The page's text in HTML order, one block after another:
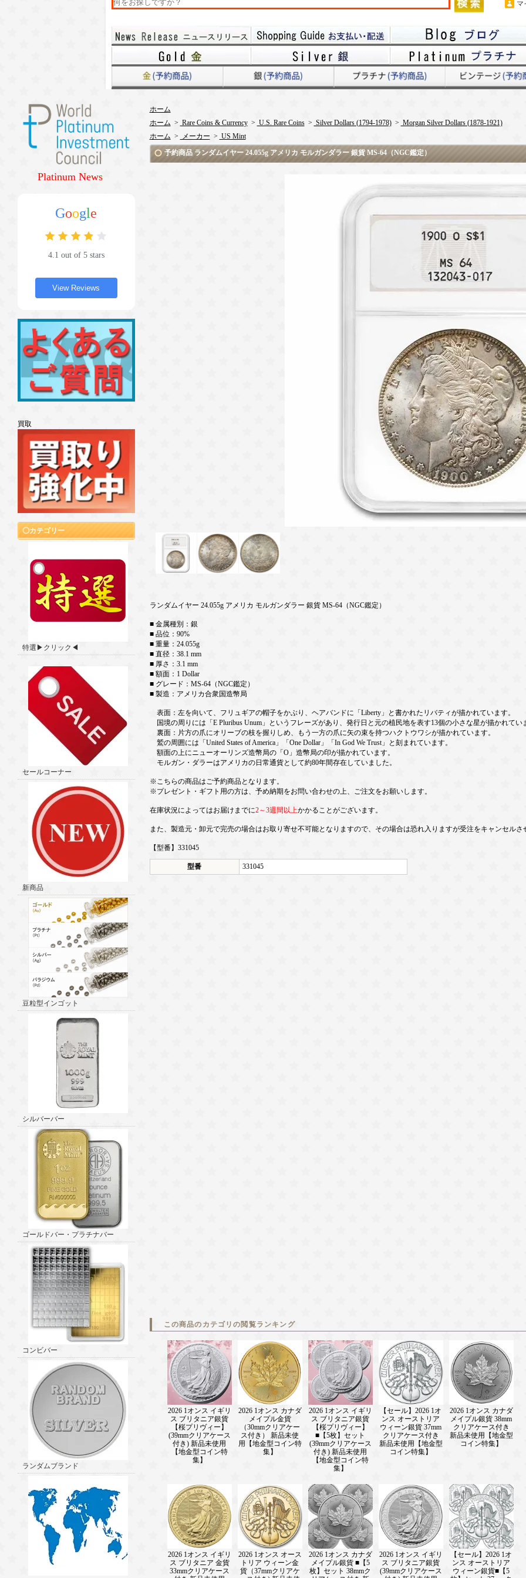
マ
Platinum News
Google
4.1 out of 5 stars
View Reviews
買取
カテゴリー
特選▶クリック◀
セールコーナー
新商品
豆粒型インゴット
シルバーバー
ゴールドバー・プラチナバー
コンビバー
ランダムブランド
ホーム
ホーム > Rare Coins & Currency> U.S. Rare Coins> Silver Dollars (1794-1978)> Morgan Silver Dollars (1878-1921)
ホーム > メーカー > US Mint
予約商品 ランダムイヤー 24.055g アメリカ モルガンダラー 銀貨 MS-64（NGC鑑定）
ランダムイヤー 24.055g アメリカ モルガンダラー 銀貨 MS-64（NGC鑑定）
■ 金属種別：銀
■ 品位：90%
■ 重量：24.055g
■ 直径：38.1 mm
■ 厚さ：3.1 mm
■ 額面：1 Dollar
■ グレード：MS-64（NGC鑑定）
■ 製造：アメリカ合衆国造幣局
表面：左を向いて、フリュギアの帽子をかぶり、ヘアバンドに「Liberty」と書かれたリバティが描かれています。
国境の周りには「E Pluribus Unum」というフレーズがあり、発行日と元の植民地を表す13個の小さな星が描かれてい
裏面：片方の爪にオリーブの枝を握りしめ、もう一方の爪に矢の束を持つハクトウワシが描かれています。
鷲の周囲には「United States of America」「One Dollar」「In God We Trust」と刻まれています。
額面の上にニューオーリンズ造幣局の「O」造幣局の印が描かれています。
モルガン・ダラーはアメリカの日常通貨として約80年間存在していました。
※こちらの商品はご予約商品となります。
※プレゼント・ギフト用の方は、予め納期をお問い合わせの上、ご注文をお願いします。
在庫状況によってはお届けまでに2～3週間以上かかることがございます。
また、製造元・卸元で完売の場合はお取り寄せ不可能となりますので、その場合は恐れ入りますが受注をキャンセルさ
【型番】331045
型番 331045
この商品のカテゴリの閲覧ランキング
2026 1オンス イギリ
ス ブリタニア銀貨
【桜プリヴィー】
(39mmクリアケース
付き) 新品未使用
【地金型コイン特
集】
2026 1オンス カナダ
メイプル金貨
（30mmクリアケー
ス付き） 新品未使
用【地金型コイン特
集】
2026 1オンス イギリ
ス ブリタニア銀貨
【桜プリヴィー】
■【5枚】セット
(39mmクリアケース
付き) 新品未使用
【地金型コイン特
集】
【セール】2026 1オ
ンス オーストリア
ウィーン銀貨 37mm
クリアケース付き
新品未使用【地金型
コイン特集】
2026 1オンス カナダ
メイプル銀貨 38mm
クリアケース付き
新品未使用【地金型
コイン特集】
2026 1オンス イギリ
ス ブリタニア 金貨
33mmクリアケース
2026 1オンス オース
トリア ウィーン金
貨（37mmクリアケ
2026 1オンス カナダ
メイプル銀貨 ■【5
枚】セット 38mmク
2026 1オンス イギリ
ス ブリタニア銀貨
(39mmクリアケース
【セール】2026 1オ
ンス オーストリア
ウィーン銀貨■【5